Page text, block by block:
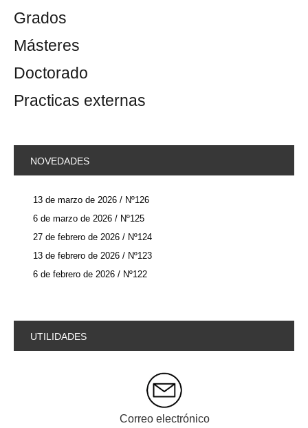
Grados
Másteres
Doctorado
Practicas externas
NOVEDADES
13 de marzo de 2026 / Nº126
6 de marzo de 2026 / Nº125
27 de febrero de 2026 / Nº124
13 de febrero de 2026 / Nº123
6 de febrero de 2026 / Nº122
UTILIDADES
Correo electrónico